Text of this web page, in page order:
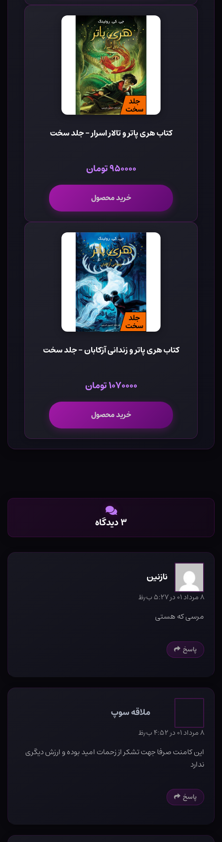
کتاب هری پاتر و تالار اسرار - جلد سخت
۹۵۰۰۰۰ تومان
خرید محصول
کتاب هری پاتر و زندانی آزکابان - جلد سخت
۱۰۷۰۰۰۰ تومان
خرید محصول
۳ دیدگاه
نازنین
۸ مرداد ۰۱ در ۵:۲۷ ب٫ظ
مرسی که هستی
پاسخ
ملاقه سوپ
۸ مرداد ۰۱ در ۴:۵۲ ب٫ظ
این کامنت صرفا جهت تشکر از زحمات امید بوده و ارزش دیگری
ندارد
پاسخ